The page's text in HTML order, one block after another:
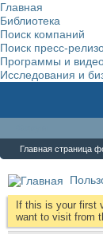
Главная
Библиотека
Поиск компаний
Поиск пресс-
Программы и
Исследования и
Главная страница
If this is your first
want to visit from